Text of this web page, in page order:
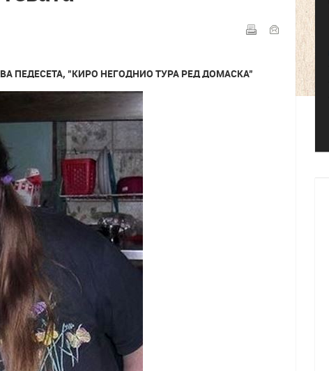
ПЕДЕСЕТА, "КИРО НЕГОДНИО ТУРА РЕД ДОМАСКА"